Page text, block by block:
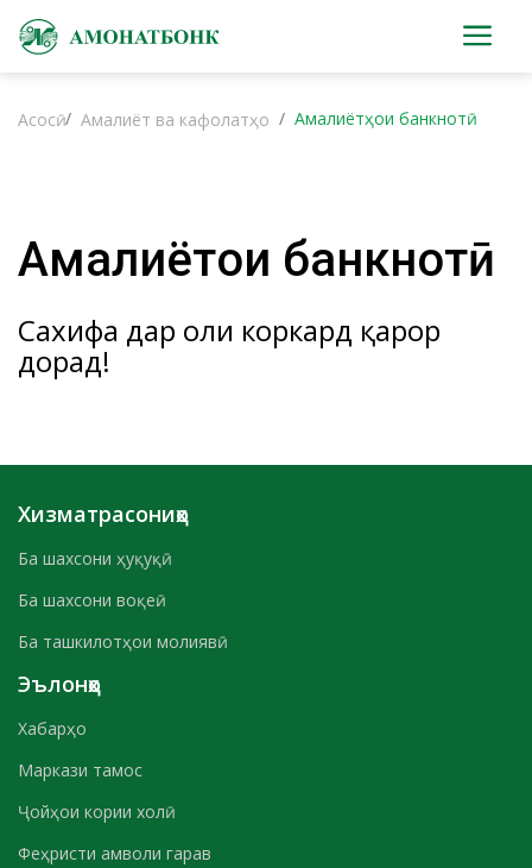
Асосӣ Амалиёт ва кафолатҳо Амалиётҳои банкнотӣ
Амалиётҳои банкнотӣ
Сахифа дар ҳоли коркард қарор
дорад!
Хизматрасониҳо
Ба шахсони ҳуқуқӣ
Ба шахсони воқеӣ
Ба ташкилотҳои молиявӣ
Эълонҳо
Хабарҳо
Маркази тамос
Ҷойҳои кории холӣ
Феҳристи амволи гарав